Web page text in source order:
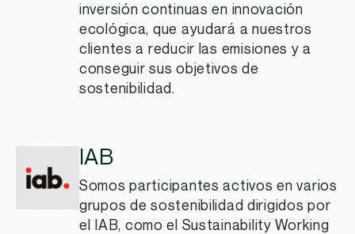
inversión continuas en innovación
ecológica, que ayudará a nuestros
clientes a reducir las emisiones y a
conseguir sus objetivos de
sostenibilidad.
IAB
Somos participantes activos en varios
grupos de sostenibilidad dirigidos por
el IAB, como el Sustainability Working